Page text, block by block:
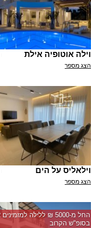
וילה אוטופיה אילת
הצג מספר
וילאליס על הים
הצג מספר
בסופ"ש הקרוב